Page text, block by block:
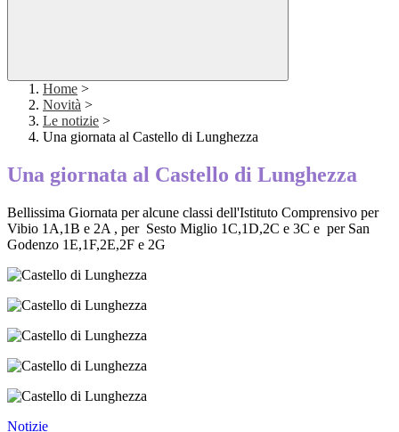
Home >
Novità >
Le notizie >
Una giornata al Castello di Lunghezza
Una giornata al Castello di Lunghezza
Bellissima Giornata per alcune classi dell'Istituto Comprensivo per
Vibio 1A,1B e 2A , per Sesto Miglio 1C,1D,2C e 3C e per San
Godenzo 1E,1F,2E,2F e 2G
Notizie